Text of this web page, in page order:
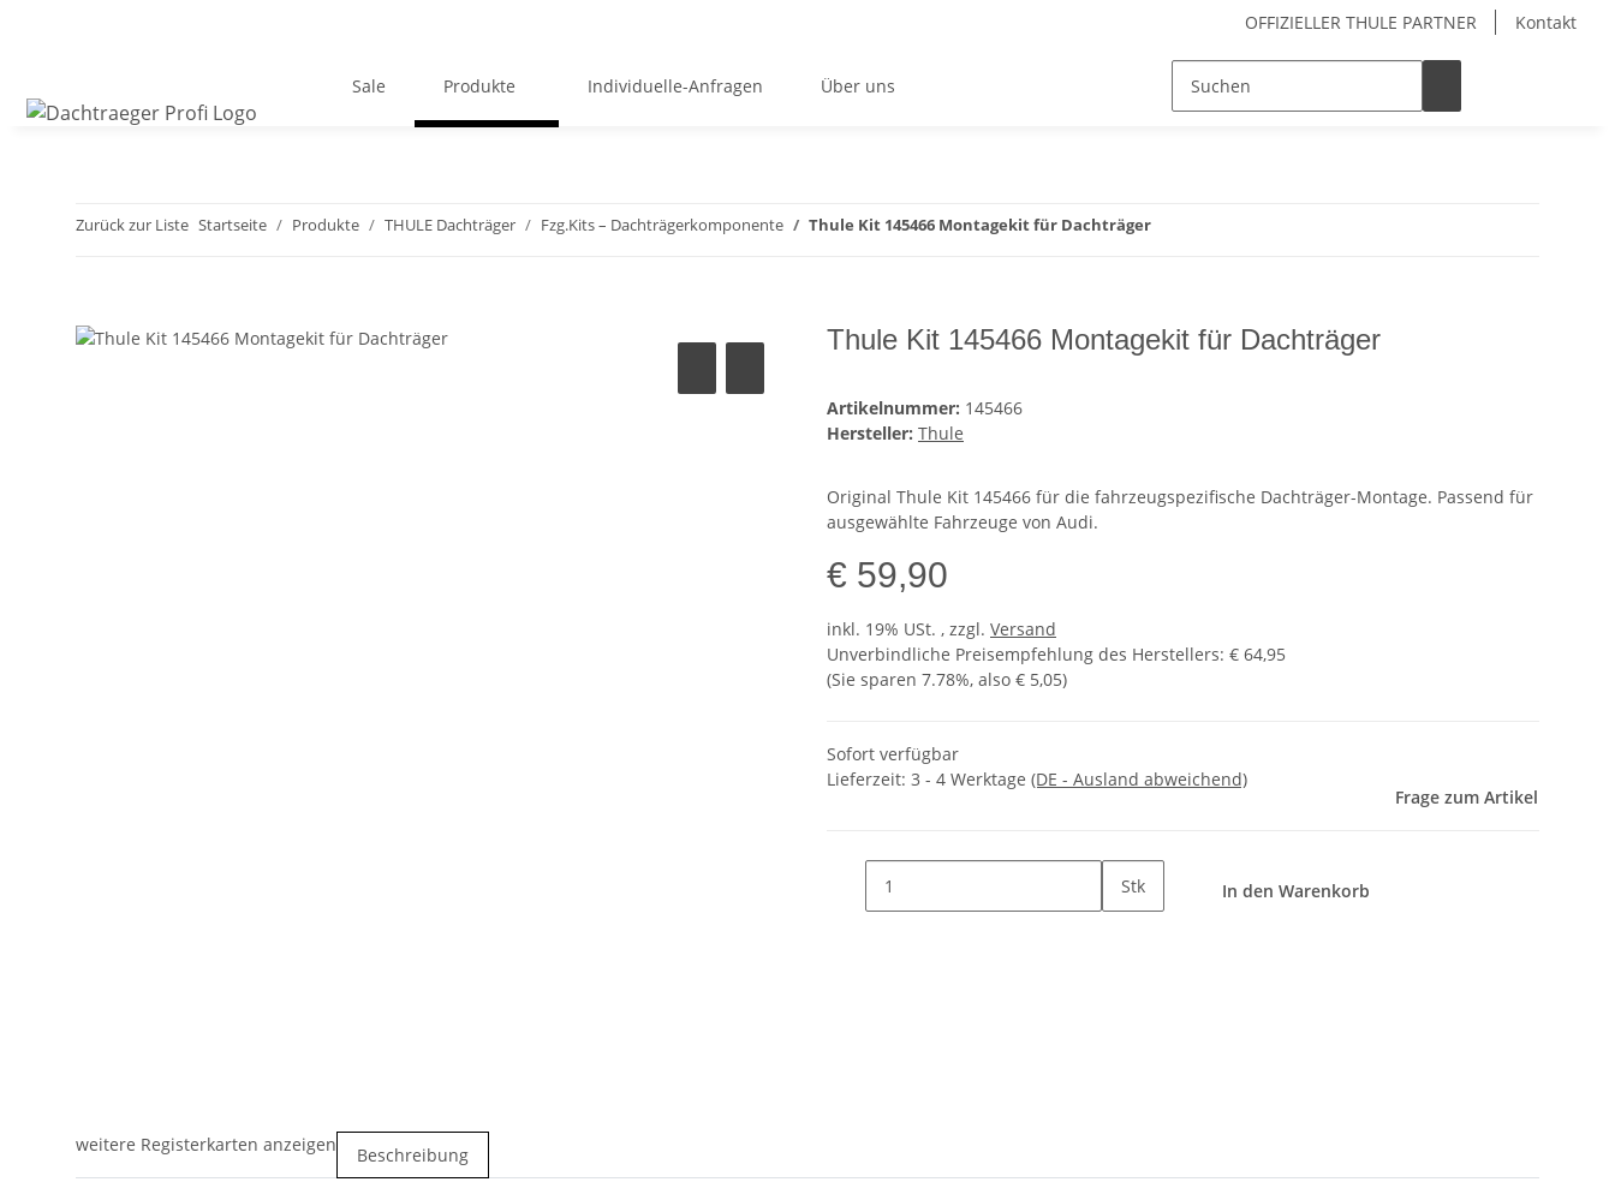
OFFIZIELLER THULE PARTNER Kontakt
Sale Produkte Individuelle-Anfragen Über uns
Zurück zur Liste Startseite Produkte THULE Dachträger Fzg.Kits – Dachträgerkomponente Thule Kit 145466 Montagekit für Dachträger
Thule Kit 145466 Montagekit für Dachträger
Artikelnummer: 145466
Hersteller: Thule
Original Thule Kit 145466 für die fahrzeugspezifische Dachträger-Montage. Passend für
ausgewählte Fahrzeuge von Audi.
€ 59,90
inkl. 19% USt. , zzgl. Versand
Unverbindliche Preisempfehlung des Herstellers: € 64,95
(Sie sparen 7.78%, also € 5,05)
Sofort verfügbar
Lieferzeit: 3 - 4 Werktage (DE - Ausland abweichend)
Frage zum Artikel
Stk In den Warenkorb
weitere Registerkarten anzeigen Beschreibung